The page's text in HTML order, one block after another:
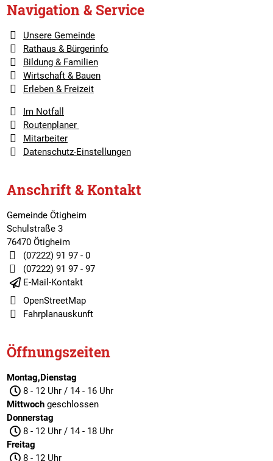
Navigation & Service
Unsere Gemeinde
Rathaus & Bürgerinfo
Bildung & Familien
Wirtschaft & Bauen
Erleben & Freizeit
Im Notfall
Routenplaner
Mitarbeiter
Datenschutz-Einstellungen
Anschrift & Kontakt
Gemeinde Ötigheim
Schulstraße 3
76470 Ötigheim
(07222) 91 97 - 0
(07222) 91 97 - 97
E-Mail-Kontakt
OpenStreetMap
Fahrplanauskunft
Öffnungszeiten
Montag,Dienstag
8 - 12 Uhr / 14 - 16 Uhr
Mittwochgeschlossen
Donnerstag
8 - 12 Uhr / 14 - 18 Uhr
Freitag
8 - 12 Uhr